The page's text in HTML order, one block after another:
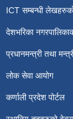
ICT सम्बन्धी
देशभरिका
प्रधानमन्त्री तथा
लोक सेवा आयोग
कर्णाली प्रदेश पोर्टल